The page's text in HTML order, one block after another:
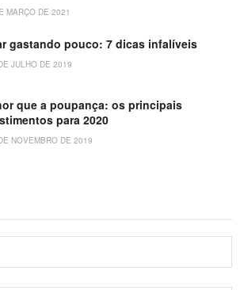
MARÇO DE 2021
gastando pouco: 7 dicas infalíveis
JULHO DE 2019
que a poupança: os principais
para 2020
NOVEMBRO DE 2019